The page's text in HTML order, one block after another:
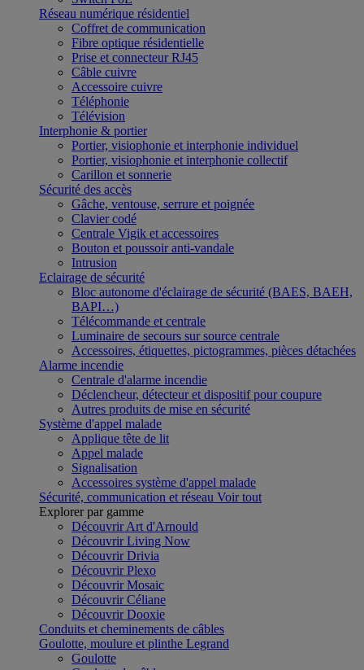
Réseau numérique résidentiel
Coffret de communication
Fibre optique résidentielle
Prise et connecteur RJ45
Câble cuivre
Accessoire cuivre
Téléphonie
Télévision
Interphonie & portier
Portier, visiophonie et interphonie individuel
Portier, visiophonie et interphonie collectif
Carillon et sonnerie
Sécurité des accès
Gâche, ventouse, serrure et poignée
Clavier codé
Centrale Vigik et accessoires
Bouton et poussoir anti-vandale
Intrusion
Eclairage de sécurité
Bloc autonome d'éclairage de sécurité (BAES, BAEH,
BAPI…)
Télécommande et centrale
Luminaire de secours sur source centrale
Accessoires, étiquettes, pictogrammes, pièces détachées
Alarme incendie
Centrale d'alarme incendie
Déclencheur, détecteur et dispositif pour coupure
Autres produits de mise en sécurité
Système d'appel malade
Applique tête de lit
Appel malade
Signalisation
Accessoires système d'appel malade
Sécurité, communication et réseau Voir tout
Explorer par gamme
Découvrir Art d'Arnould
Découvrir Living Now
Découvrir Drivia
Découvrir Plexo
Découvrir Mosaic
Découvrir Céliane
Découvrir Dooxie
Conduits et cheminements de câbles
Goulotte, moulure et plinthe Legrand
Goulotte